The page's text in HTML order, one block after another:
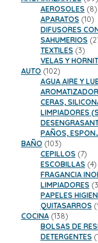
AEROSOLES 88
APARATOS 1010
DIFUSORES
SAHUMERIOS
TEXTILES 33
VELAS Y
AUTO 102102
productos
AGUA AIRE Y
CERAS,
LIMPIADORES
PAÑOS,
BAÑO 103103
productos
CEPILLOS 77
ESCOBILLAS 44
FRAGANCIA
LIMPIADORES
PAPELES
QUITASARROS
COCINA 138138
productos
BOLSAS DE
DETERGENTES